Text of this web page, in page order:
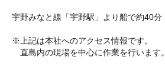
宇野みなと線「宇野駅」より船で約40分
※上記は本社へのアクセス情報です。
直島内の現場を中心に作業を行います。